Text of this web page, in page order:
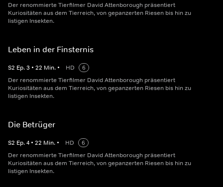
Der renommierte Tierfilmer David Attenborough präsentiert
Kuriositäten aus dem Tierreich, von gepanzerten Riesen bis hin zu
listigen Insekten.
Leben in der Finsternis
S2 Ep.3 • 22 Min. • HD
6
Der renommierte Tierfilmer David Attenborough präsentiert
Kuriositäten aus dem Tierreich, von gepanzerten Riesen bis hin zu
listigen Insekten.
Die Betrüger
S2 Ep.4 • 22 Min. • HD
6
Der renommierte Tierfilmer David Attenborough präsentiert
Kuriositäten aus dem Tierreich, von gepanzerten Riesen bis hin zu
listigen Insekten.